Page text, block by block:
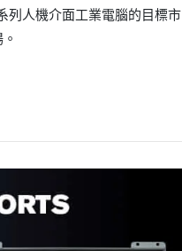
列人機介面工業電腦的目標市